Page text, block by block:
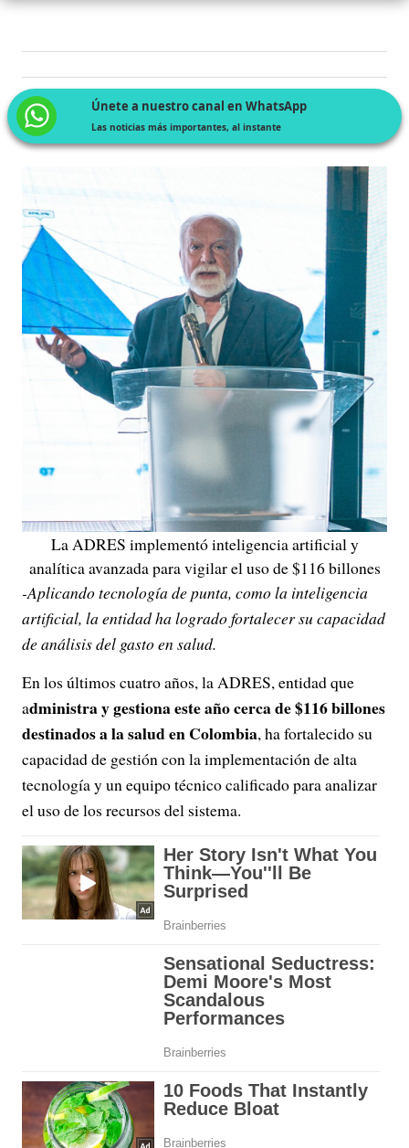
Únete a nuestro canal en WhatsApp
Las noticias más importantes, al instante
La ADRES implementó inteligencia artificial y
analítica avanzada para vigilar el uso de $116 billones
-Aplicando tecnología de punta, como la inteligencia
artificial, la entidad ha logrado fortalecer su capacidad
de análisis del gasto en salud.
En los últimos cuatro años, la ADRES, entidad que
administra y gestiona este año cerca de $116 billones
destinados a la salud en Colombia, ha fortalecido su
capacidad de gestión con la implementación de alta
tecnología y un equipo técnico calificado para analizar
el uso de los recursos del sistema.